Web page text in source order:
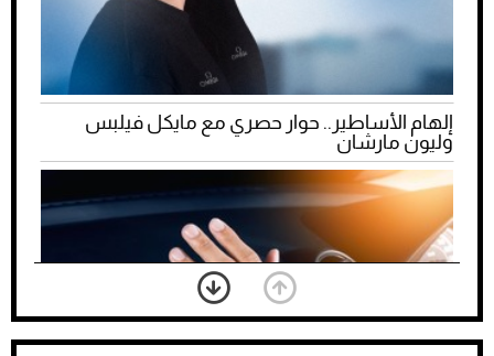
إلهام الأساطير.. حوار حصري مع مايكل فيلبس
وليون مارشان